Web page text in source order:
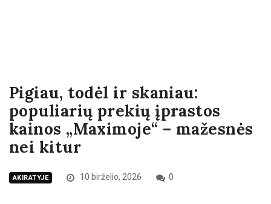
Pigiau, todėl ir skaniau:
populiarių prekių įprastos
kainos „Maximoje“ – mažesnės
nei kitur
AKIRATYJE 10 birželio, 2026 0